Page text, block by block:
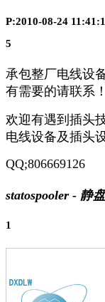
P:2010-08-24
5
承包整厂电线设
有需要的请联系！
欢迎有遇到插头
电线设备及插头
QQ;806669126
statospooler - 静
1